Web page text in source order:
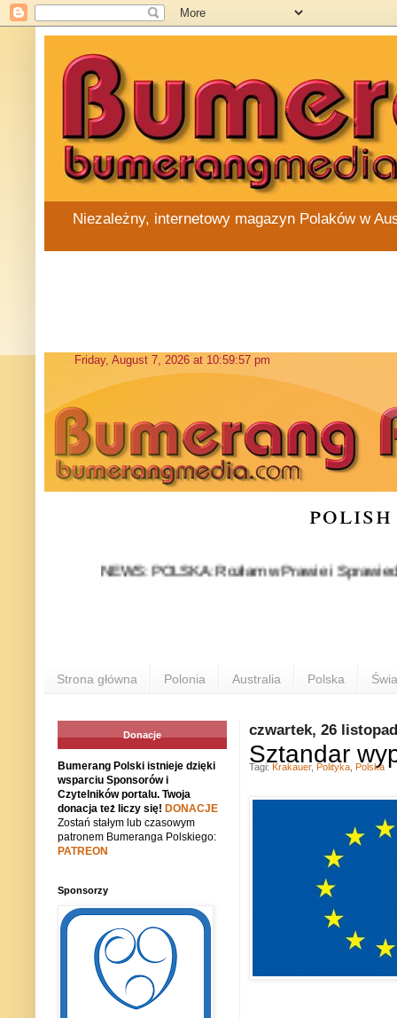
Niezależny, internetowy magazyn Polaków w
NEWS: POLSKA: Rozłam w Prawie i
Strona główna Polonia Australia Polska
czwartek, 26
Sztandar
Tagi: Krakauer, Polityka Polska
Donacje
Bumerang Polski istnieje dzięki
wsparciu Sponsorów i
Czytelników portalu. Twoja
donacja też liczy się! DONACJE
Zostań stałym lub czasowym
patronem Bumeranga Polskiego:
PATREON
Sponsorzy